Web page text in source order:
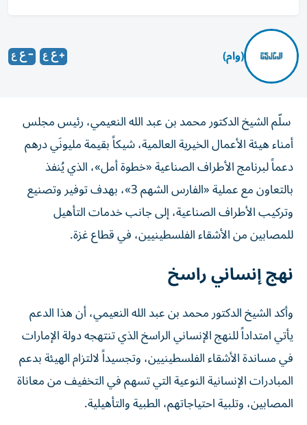
(وام)
سلّم الشيخ الدكتور محمد بن عبد الله النعيمي، رئيس مجلس
أمناء هيئة الأعمال الخيرية العالمية، شيكاً بقيمة مليونَي درهم
دعماً لبرنامج الأطراف الصناعية «خطوة أمل»، الذي يُنفذ
بالتعاون مع عملية «الفارس الشهم 3»، بهدف توفير وتصنيع
وتركيب الأطراف الصناعية، إلى جانب خدمات التأهيل
للمصابين من الأشقاء الفلسطينيين، في قطاع غزة.
نهج إنساني راسخ
وأكد الشيخ الدكتور محمد بن عبد الله النعيمي، أن هذا الدعم
يأتي امتداداً للنهج الإنساني الراسخ الذي تنتهجه دولة الإمارات
في مساندة الأشقاء الفلسطينيين، وتجسيداً لالتزام الهيئة بدعم
المبادرات الإنسانية النوعية التي تسهم في التخفيف من معاناة
المصابين، وتلبية احتياجاتهم، الطبية والتأهيلية.